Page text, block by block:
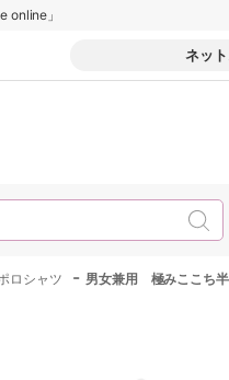
online」
ネッ
ロシャツ - 男女兼用 極みここち